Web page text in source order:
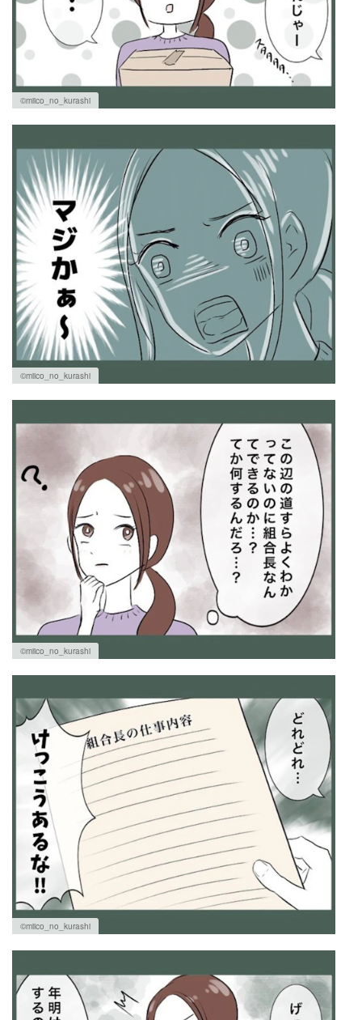
©miico_no_kurashi
©miico_no_kurashi
©miico_no_kurashi
©miico_no_kurashi